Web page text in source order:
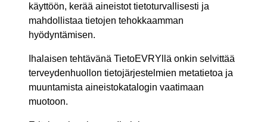
käyttöön, kerää aineistot tietoturvallisesti ja
mahdollistaa tietojen tehokkaamman
hyödyntämisen.
Ihalaisen tehtävänä TietoEVRYllä onkin selvittää
terveydenhuollon tietojärjestelmien metatietoa ja
muuntamista aineistokatalogin vaatimaan
muotoon.